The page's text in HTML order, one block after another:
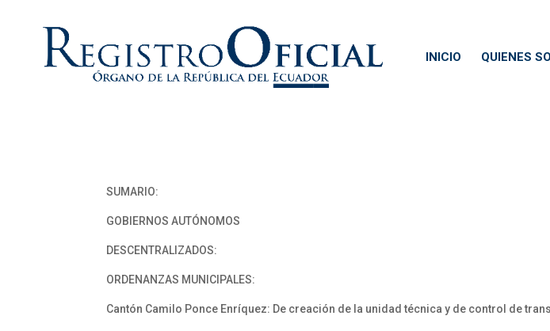
INICIO QUIENES
SUMARIO:
GOBIERNOS AUTÓNOMOS
DESCENTRALIZADOS:
ORDENANZAS MUNICIPALES:
Cantón Camilo Ponce Enríquez: De creación de la unidad técnica y de control de